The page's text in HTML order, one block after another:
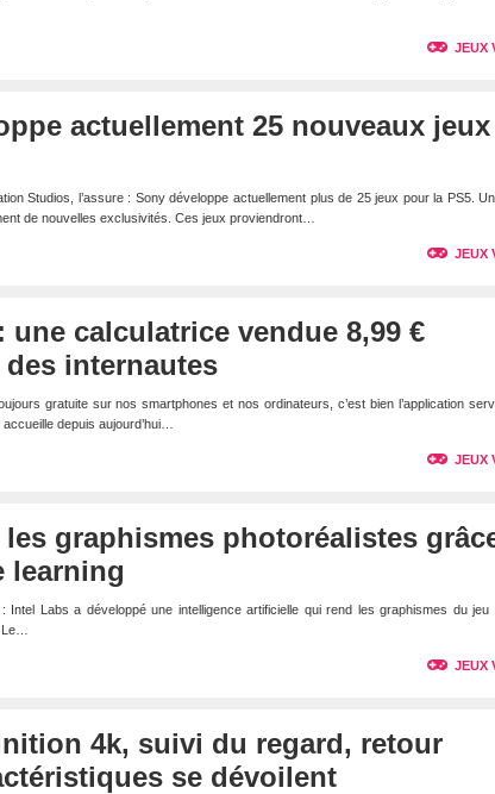
JEUX
actuellement 25 nouveaux jeux
Studios, l’assure : Sony développe actuellement plus de 25 jeux pour la PS5.
de nouvelles exclusivités. Ces jeux proviendront…
JEUX
calculatrice vendue 8,99 €
internautes
gratuite sur nos smartphones et nos ordinateurs, c’est bien l’application
depuis aujourd’hui…
JEUX
les graphismes photoréalistes
learning
Intel Labs a développé une intelligence artificielle qui rend les graphismes du jeu
JEUX
4k, suivi du regard, retour
se dévoilent